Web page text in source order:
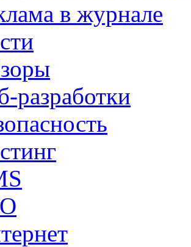
в журнале
разработки